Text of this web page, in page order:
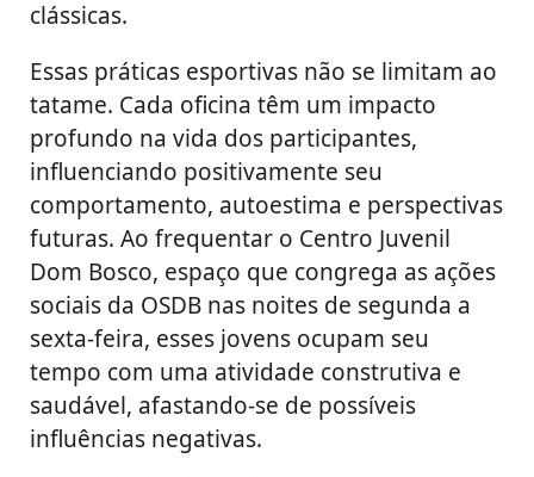
clássicas.
Essas práticas esportivas não se limitam ao
tatame. Cada oficina têm um impacto
profundo na vida dos participantes,
influenciando positivamente seu
comportamento, autoestima e perspectivas
futuras. Ao frequentar o Centro Juvenil
Dom Bosco, espaço que congrega as ações
sociais da OSDB nas noites de segunda a
sexta-feira, esses jovens ocupam seu
tempo com uma atividade construtiva e
saudável, afastando-se de possíveis
influências negativas.